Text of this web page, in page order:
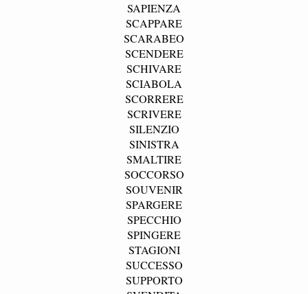
SAPIENZA
SCAPPARE
SCARABEO
SCENDERE
SCHIVARE
SCIABOLA
SCORRERE
SCRIVERE
SILENZIO
SINISTRA
SMALTIRE
SOCCORSO
SOUVENIR
SPARGERE
SPECCHIO
SPINGERE
STAGIONI
SUCCESSO
SUPPORTO